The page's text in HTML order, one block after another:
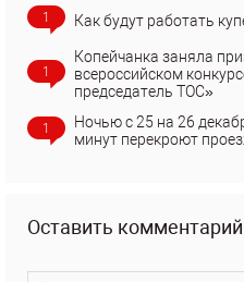
1 Как будут работать
1
Копейчанка заняла
всероссийском
председатель ТОС»
1
Ночью с 25 на 26
минут перекроют
Оставить комментарий